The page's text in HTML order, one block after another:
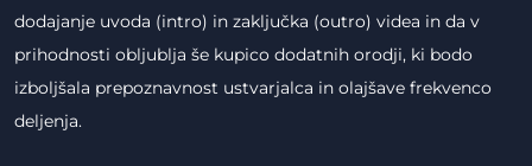
dodajanje uvoda (intro) in zaključka (outro) videa in da v
prihodnosti obljublja še kupico dodatnih orodji, ki bodo
izboljšala prepoznavnost ustvarjalca in olajšave frekvenco
deljenja.